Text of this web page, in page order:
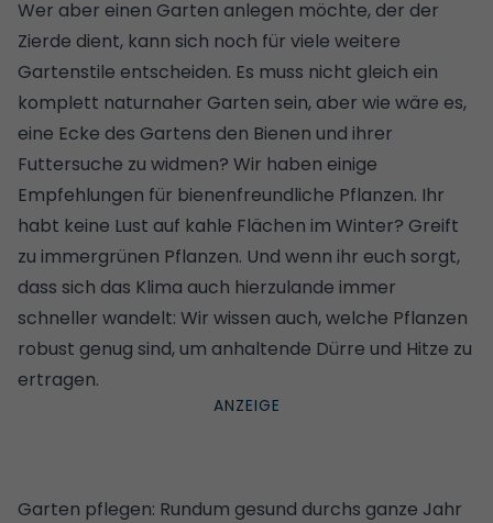
Wer aber einen Garten anlegen möchte, der der
Zierde dient, kann sich noch für viele weitere
Gartenstile entscheiden. Es muss nicht gleich ein
komplett naturnaher Garten sein, aber wie wäre es,
eine Ecke des Gartens den Bienen und ihrer
Futtersuche zu widmen? Wir haben einige
Empfehlungen für bienenfreundliche Pflanzen. Ihr
habt keine Lust auf kahle Flächen im Winter? Greift
zu immergrünen Pflanzen. Und wenn ihr euch sorgt,
dass sich das Klima auch hierzulande immer
schneller wandelt: Wir wissen auch, welche Pflanzen
robust genug sind, um anhaltende Dürre und Hitze zu
ertragen.
Garten pflegen: Rundum gesund durchs ganze Jahr